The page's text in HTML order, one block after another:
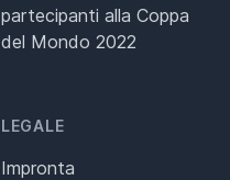
partecipanti alla Coppa
del Mondo 2022
LEGALE
Impronta